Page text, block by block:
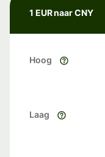
1 EUR naar CNY
Hoog
Laag